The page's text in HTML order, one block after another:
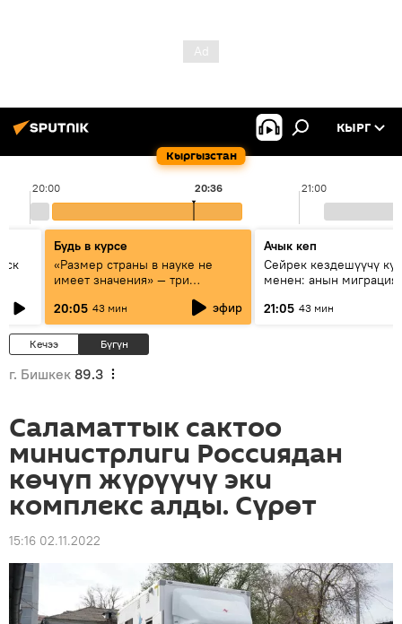
Кыргызстан
КЫРГ
20:00 21:00
20:36
Будь в курсе
«Размер страны в науке не
имеет значения» — три
эксперта о сотрудничестве
России и Кыргызстана в
образовании и исследованиях
20:05 43 мин эфир
Ачык кеп
Сейрек кездешүүчү
менен: анын
21:05 43 мин
Кечээ Бүгүн
г. Бишкек 89.3
Саламаттык сактоо
министрлиги Россиядан
көчүп жүрүүчү эки
комплекс алды. Сүрөт
15:16 02.11.2022